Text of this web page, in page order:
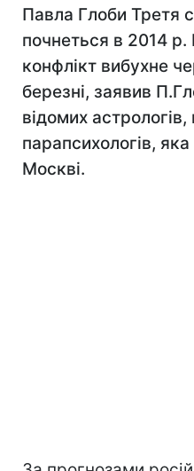
Павла Глоби Третя
почнеться в 2014 р.
конфлікт вибухне
березні, заявив
відомих астрологів,
парапсихологів,
Москві.